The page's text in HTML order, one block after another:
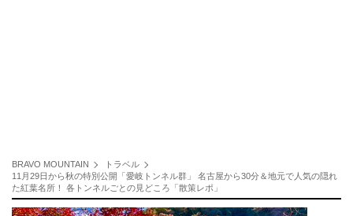
BRAVO MOUNTAIN
トラベル
11月29日から秋の特別公開「愛岐トンネル群」 名古屋から30分＆地元で人気の隠れ
た紅葉名所！ 各トンネルごとの見どころ「散策レポ」